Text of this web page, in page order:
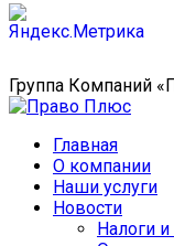
Группа Компаний
Главная
О компании
Наши услуги
Новости
Налоги